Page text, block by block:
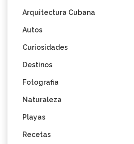
Arquitectura Cubana
Autos
Curiosidades
Destinos
Fotografia
Naturaleza
Playas
Recetas